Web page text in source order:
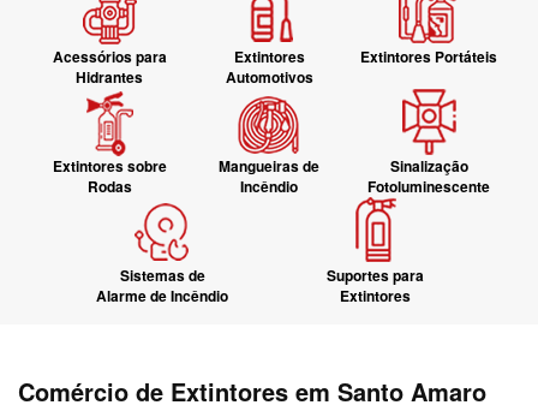
Acessórios para
Hidrantes
Extintores
Automotivos
Extintores Portáteis
Extintores sobre
Rodas
Mangueiras de
Incêndio
Sinalização
Fotoluminescente
Sistemas de
Alarme de Incêndio
Suportes para
Extintores
Comércio de Extintores em Santo Amaro